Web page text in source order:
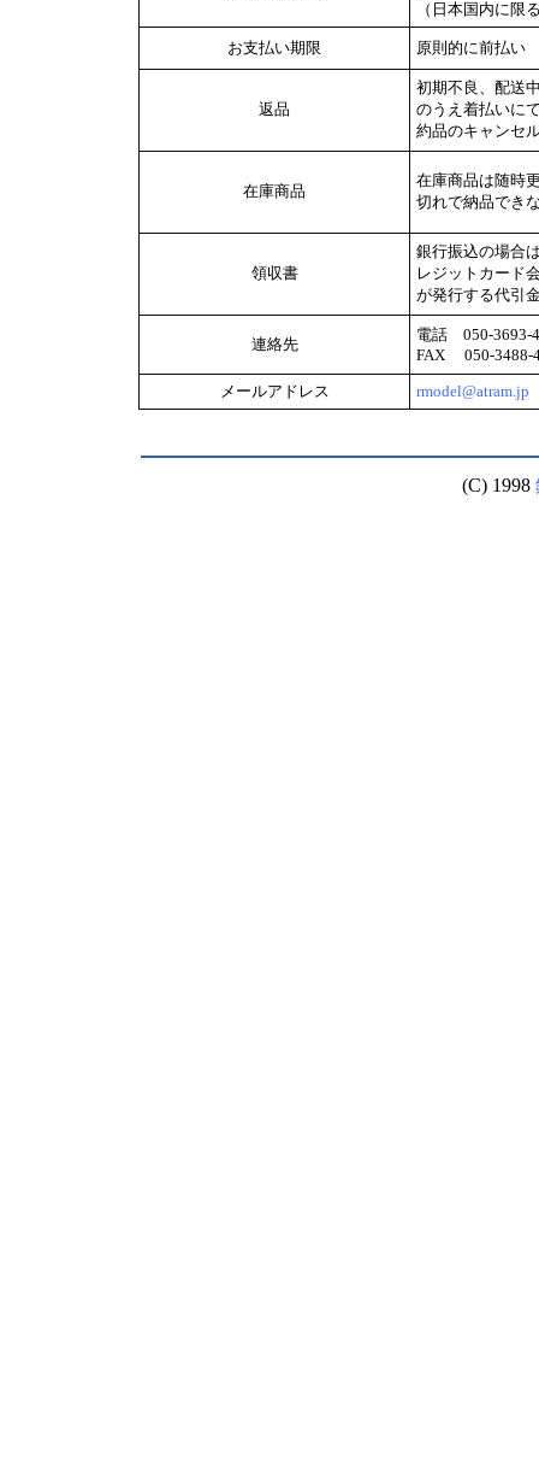
（日本国内に限
お支払い期限 原則的に前払い
返品
初期不良、配送
のうえ着払いに
約品のキャンセ
在庫商品
在庫商品は随時
切れで納品でき
領収書
銀行振込の場合
レジットカード
が発行する代引
連絡先
電話 050-3693-
FAX 050-3488-
メールアドレス
rmodel@atram.jp
(C) 1998